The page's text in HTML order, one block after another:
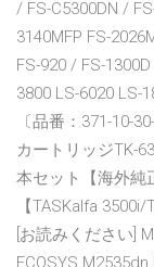
/ FS-C5300DN /
3140MFP FS-
FS-920 / FS-
3800 LS-6020 LS-
〔品番：371-10-
カートリッジTK-
本セット【海外純
【TASKalfa
[お読みください]